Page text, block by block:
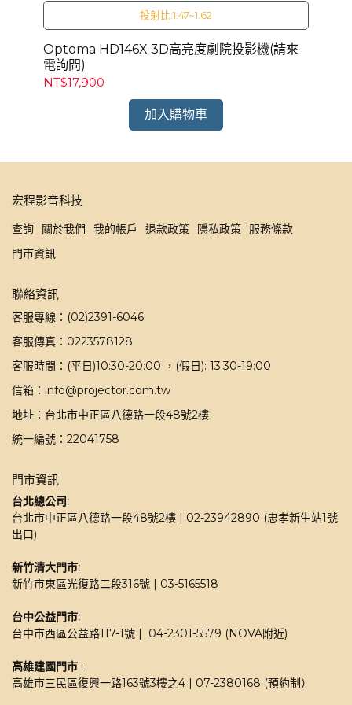
投射比:1.47~1.62
Optoma HD146X 3D高亮度劇院投影機(請來
電詢問)
NT$17,900
加入購物車
宏程影音科技
查詢 關於我們 我的帳戶 退款政策 隱私政策
服務條款
門市資訊
聯絡資訊
客服專線：(02)2391-6046
客服傳真：0223578128
客服時間：(平日)10:30-20:00 ，(假日): 13:30-19:00
信箱：info@projector.com.tw
地址：台北市中正區八德路一段48號2樓
統一編號：22041758
門市資訊
台北總公司:
台北市中正區八德路一段48號2樓 | 02-23942890 (忠孝新生站1號
出口)
新竹清大門市:
新竹市東區光復路二段316號 | 03-5165518
台中公益門市:
台中市西區公益路117-1號 |  04-2301-5579 (NOVA附近)
高雄建國門市 :
高雄市三民區復興一路163號3樓之4 | 07-2380168 (預約制）